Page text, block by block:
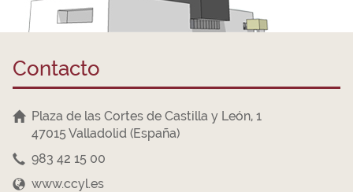
Contacto
Plaza de las Cortes de Castilla y León, 1
47015 Valladolid (España)
983 42 15 00
www.ccyl.es